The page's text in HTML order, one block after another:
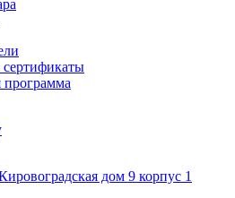
программа
дом 9 корпус 1